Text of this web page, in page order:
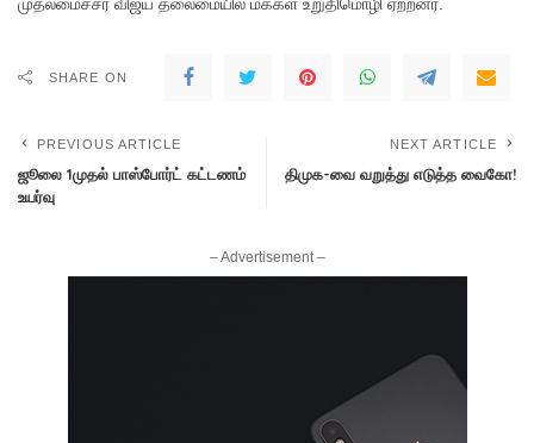
முதலமைச்சர் விஜய் தலைமையில் மக்கள் உறுதிமொழி ஏற்றனர்.
SHARE ON
PREVIOUS ARTICLE
ஜூலை 1முதல் பாஸ்போர்ட் கட்டணம்
உயர்வு
NEXT ARTICLE
திமுக-வை வறுத்து எடுத்த வைகோ!
– Advertisement –